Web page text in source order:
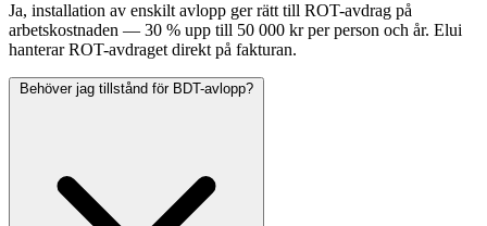
Ja, installation av enskilt avlopp ger rätt till ROT-avdrag på
arbetskostnaden — 30 % upp till 50 000 kr per person och år. Elui
hanterar ROT-avdraget direkt på fakturan.
Behöver jag tillstånd för BDT-avlopp?